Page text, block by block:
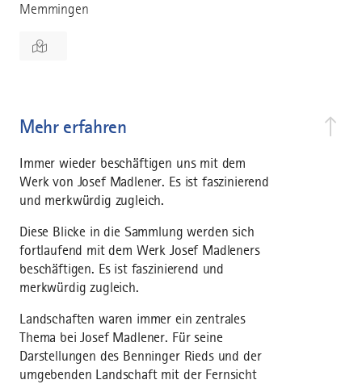
Memmingen
Mehr erfahren
Immer wieder beschäftigen uns mit dem
Werk von Josef Madlener. Es ist faszinierend
und merkwürdig zugleich.
Diese Blicke in die Sammlung werden sich
fortlaufend mit dem Werk Josef Madleners
beschäftigen. Es ist faszinierend und
merkwürdig zugleich.
Landschaften waren immer ein zentrales
Thema bei Josef Madlener. Für seine
Darstellungen des Benninger Rieds und der
umgebenden Landschaft mit der Fernsicht